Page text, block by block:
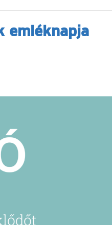
emléknapja